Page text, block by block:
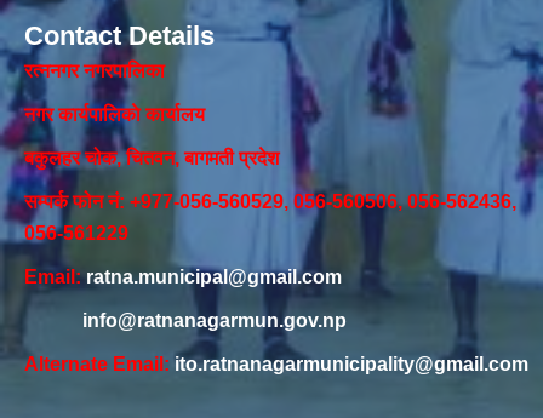
Contact Details
रत्ननगर नगरपालिका
नगर कार्यपालिकाे कार्यालय‍
बकुलहर चोक, चितवन, बागमती प्रदेश
सम्पर्क फोन नं: +977-056-560529, 056-560506, 056-562436,
056-561229
Email:ratna.municipal@gmail.com
info@ratnanagarmun.gov.np
Alternate Email: ito.ratnanagarmunicipality@gmail.com